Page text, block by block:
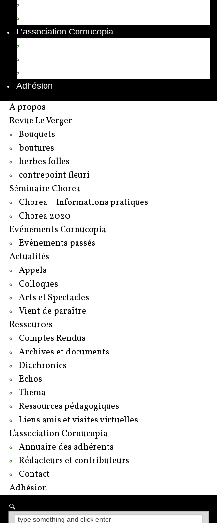
L’association Cornucopia
Adhésion
A propos
Revue Le Verger
Bouquets
boutures
herbes folles
contrepoint fleuri
Séminaire Chorea
Chorea – Informations pratiques
Chorea 2020
Evénements Cornucopia
Evénements passés
Actualités
Appels
Colloques
Arts et Spectacles
Vient de paraître
Ressources
Comptes Rendus
Archives et documents
Diachronies
Echos
Thema
Ressources pédagogiques
Liens amis et visites virtuelles
L’association Cornucopia
Annuaire des adhérents
Rédacteurs et contributeurs
Contact
Adhésion